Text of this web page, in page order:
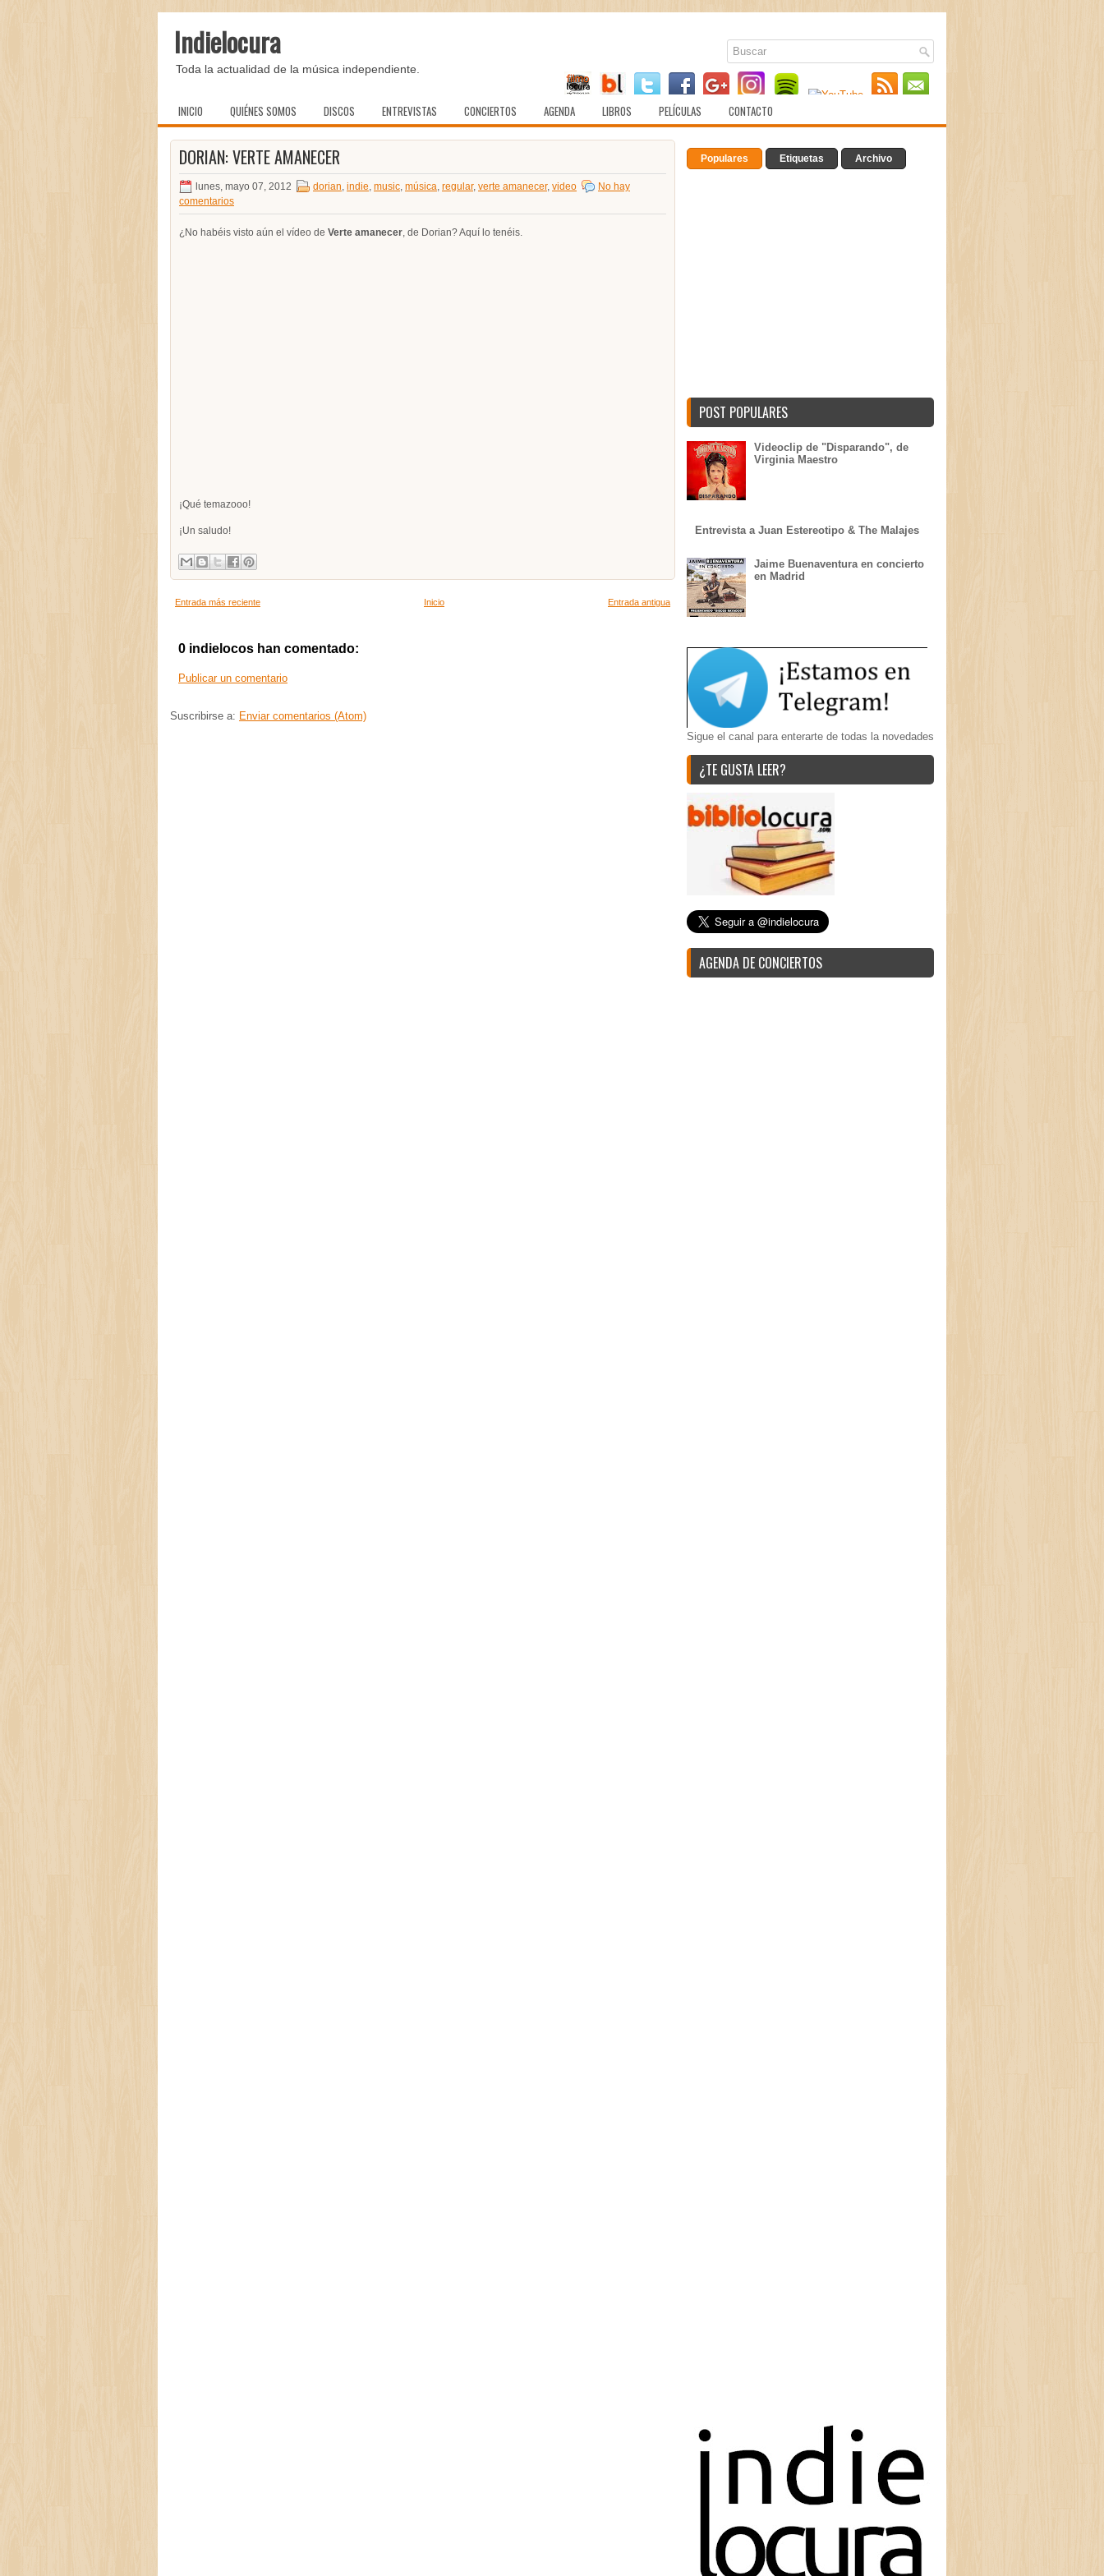
Indielocura
Toda la actualidad de la música independiente.
INICIO QUIÉNES SOMOS DISCOS ENTREVISTAS CONCIERTOS AGENDA LIBROS PELÍCULAS CONTACTO
DORIAN: VERTE AMANECER
lunes, mayo 07, 2012 dorian, indie, music, música, regular, verte amanecer, video
No hay
comentarios
¿No habéis visto aún el vídeo de Verte amanecer, de Dorian? Aquí lo tenéis.
¡Qué temazooo!
¡Un saludo!
Entrada más reciente Entrada antigua
Inicio
0 indielocos han comentado:
Publicar un comentario
Suscribirse a: Enviar comentarios (Atom)
Populares Etiquetas Archivo
POST POPULARES
Videoclip de "Disparando", de
Virginia Maestro
Entrevista a Juan Estereotipo & The Malajes
Jaime Buenaventura en concierto
en Madrid
Sigue el canal para enterarte de todas la novedades
¿TE GUSTA LEER?
AGENDA DE CONCIERTOS